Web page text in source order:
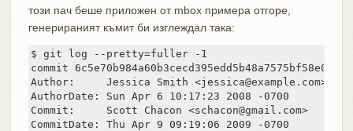
този пач беше приложен от mbox примера отгоре,
генерираният къмит би изглеждал така:
$ git log --pretty=fuller -1
commit 6c5e70b984a60b3cecd395edd5b48a7575bf58e0
Author:     Jessica Smith <jessica@example.com>
AuthorDate: Sun Apr 6 10:17:23 2008 -0700
Commit:     Scott Chacon <schacon@gmail.com>
CommitDate: Thu Apr 9 09:19:06 2009 -0700